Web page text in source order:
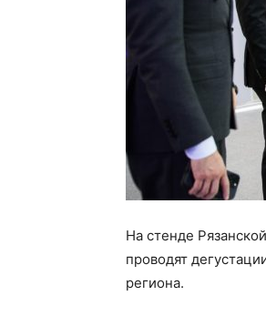
На стенде
проводят
региона.